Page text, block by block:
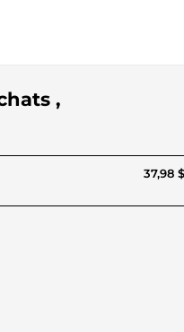
,
37,98